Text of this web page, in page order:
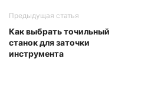
Предыдущая статья
Как выбрать точильный
станок для заточки
инструмента